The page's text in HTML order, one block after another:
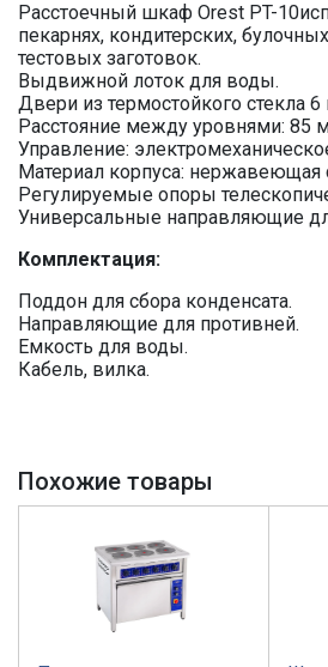
Расстоечный шкаф Orest PT-
пекарнях, кондитерских,
тестовых заготовок.
Выдвижной лоток для воды.
Двери из термостойкого стекла
Расстояние между уровнями: 85
Управление:
Материал корпуса: нержавеющая
Регулируемые опоры
Универсальные направляющие
Комплектация:
Поддон для сбора конденсата.
Направляющие для противней.
Емкость для воды.
Кабель, вилка.
Похожие товары